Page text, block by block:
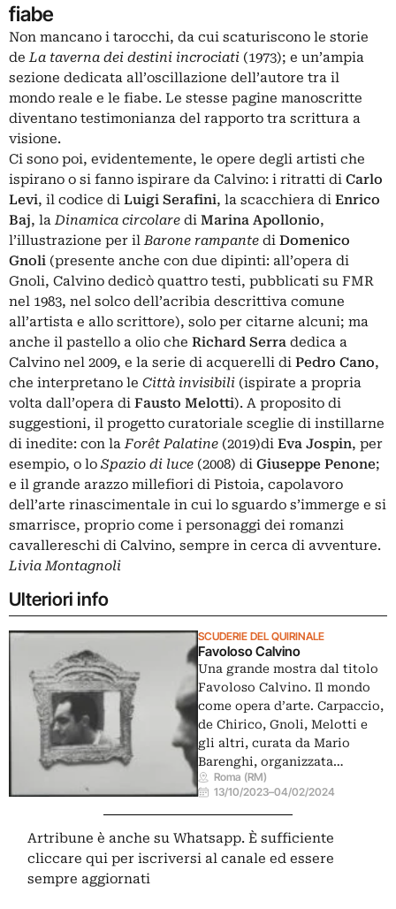
fiabe
Non mancano i tarocchi, da cui scaturiscono le storie
deLa taverna dei destini incrociati (1973); e un’ampia
sezione dedicata all’oscillazione dell’autore tra il
mondo reale e le fiabe. Le stesse pagine manoscritte
diventano testimonianza del rapporto tra scrittura a
visione.
Ci sono poi, evidentemente, le opere degli artisti che
ispirano o si fanno ispirare da Calvino: i ritratti di Carlo
Levi, il codice di Luigi Serafini, la scacchiera di Enrico
Baj, laDinamica circolare di Marina Apollonio,
l’illustrazione per ilBarone rampante di Domenico
Gnoli (presente anche con due dipinti: all’opera di
Gnoli, Calvino dedicò quattro testi, pubblicati su FMR
nel 1983, nel solco dell’acribia descrittiva comune
all’artista e allo scrittore), solo per citarne alcuni; ma
anche il pastello a olio che Richard Serra dedica a
Calvino nel 2009, e la serie di acquerelli di Pedro Cano,
che interpretano le Città invisibili (ispirate a propria
volta dall’opera di Fausto Melotti). A proposito di
suggestioni, il progetto curatoriale sceglie di instillarne
di inedite: con laForêt Palatine (2019)di Eva Jospin, per
esempio, o lo Spazio di luce (2008) di Giuseppe Penone;
e il grande arazzo millefiori di Pistoia, capolavoro
dell’arte rinascimentale in cui lo sguardo s’immerge e si
smarrisce, proprio come i personaggi dei romanzi
cavallereschi di Calvino, sempre in cerca di avventure.
Livia Montagnoli
Ulteriori info
SCUDERIE DEL QUIRINALE
Favoloso Calvino
Una grande mostra dal titolo
Favoloso Calvino. Il mondo
come opera d’arte. Carpaccio,
de Chirico, Gnoli, Melotti e
gli altri, curata da Mario
Barenghi, organizzata…
Roma (RM)
13/10/2023–04/02/2024
Artribune è anche su Whatsapp. È sufficiente
cliccare qui per iscriversi al canale ed essere
sempre aggiornati